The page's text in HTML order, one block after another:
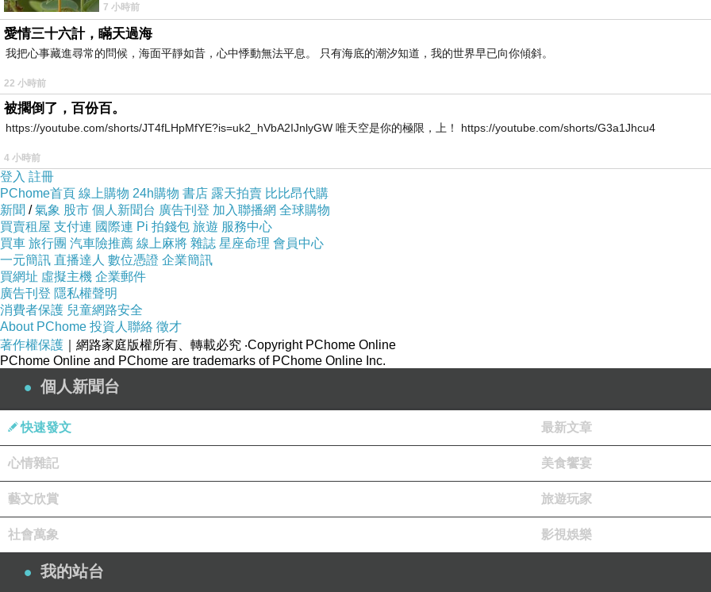
茶亭旁這幾株紅楓超搶戲。
參道兩旁一整個燦爛耀眼。
全然的紅與黃。
50歲的秋天，有好友和老爺相伴，感受秋日燦爛風華，是人生一大樂事啊。
兩個女人拍個不停。
還好老爺很能自得其樂，沒有催促我們。
拍夠了，好不容易往前移動，一轉身，看到這幅畫面，又停下腳步，拍個不停。
短短一段路，要走上許久。
這大概是我們夫妻倆合照最多的一趟旅行了。
7 小時前
愛情三十六計，瞞天過海
我把心事藏進尋常的問候，海面平靜如昔，心中悸動無法平息。 只有海底的潮汐知道，我的世界早已向你傾斜。
22 小時前
被擱倒了，百份百。
https://youtube.com/shorts/JT4fLHpMfYE?is=uk2_hVbA2IJnlyGW 唯天空是你的極限，上！ https://youtube.com/shorts/G3a1Jhcu4
4 小時前
登入 註冊
PChome首頁 線上購物 24h購物 書店 露天拍賣 比比昂代購
新聞 /氣象 股市 個人新聞台 廣告刊登 加入聯播網 全球購物
買賣租屋 支付連 國際連 Pi 拍錢包 旅遊 服務中心
買車 旅行團 汽車險推薦 線上麻將 雜誌 星座命理 會員中心
一元簡訊 直播達人 數位憑證 企業簡訊
買網址 虛擬主機 企業郵件
廣告刊登 隱私權聲明
消費者保護 兒童網路安全
About PChome 投資人聯絡 徵才
著作權保護 ｜網路家庭版權所有、轉載必究 ‧Copyright PChome Online
PChome Online and PChome are trademarks of PChome Online Inc.
個人新聞台
快速發文 最新文章
心情雜記 美食饗宴
藝文欣賞 旅遊玩家
社會萬象 影視娛樂
我的站台